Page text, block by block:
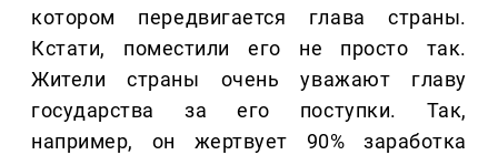
котором передвигается глава страны.
Кстати, поместили его не просто так.
Жители страны очень уважают главу
государства за его поступки. Так,
например, он жертвует 90% заработка